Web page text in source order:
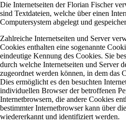
Die Internetseiten der Florian Fischer
sind Textdateien, welche über einen
Computersystem abgelegt und
Zahlreiche Internetseiten und Server
Cookies enthalten eine sogenannte
eindeutige Kennung des Cookies. Sie
durch welche Internetseiten und Server
zugeordnet werden können, in dem das
Dies ermöglicht es den besuchten
individuellen Browser der betroffenen
Internetbrowsern, die andere Cookies
bestimmter Internetbrowser kann über
wiedererkannt und identifiziert werden.